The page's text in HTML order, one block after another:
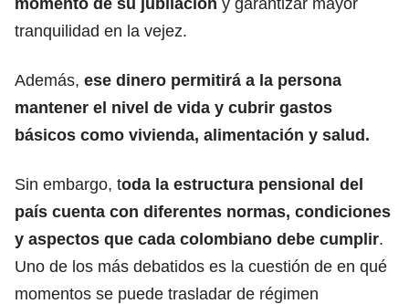
tranquilidad en la vejez.
Además, ese dinero permitirá a la persona
mantener el nivel de vida y cubrir gastos
básicos como vivienda, alimentación y salud.
Sin embargo, toda la estructura pensional del
país cuenta con diferentes normas, condiciones
y aspectos que cada colombiano debe cumplir.
Uno de los más debatidos es la cuestión de en qué
momentos se puede trasladar de régimen